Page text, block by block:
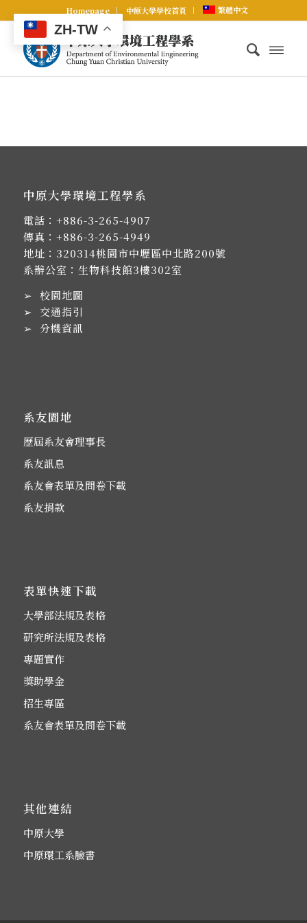
Homepage 中原大學學校首頁 繁體中文
中原大學環境工程學系
電話： +886-3-265-4907
傳真：+886-3-265-4949
地址： 320314桃園市中壢區中北路200號
系辦公室：生物科技館3樓302室
➢ 校園地圖
➢ 交通指引
➢ 分機資訊
系友園地
歷屆系友會理事長
系友訊息
系友會表單及問卷下載
系友捐款
表單快速下載
大學部法規及表格
研究所法規及表格
專題實作
獎助學金
招生專區
系友會表單及問卷下載
其他連結
中原大學
中原環工系臉書
ZH-TW